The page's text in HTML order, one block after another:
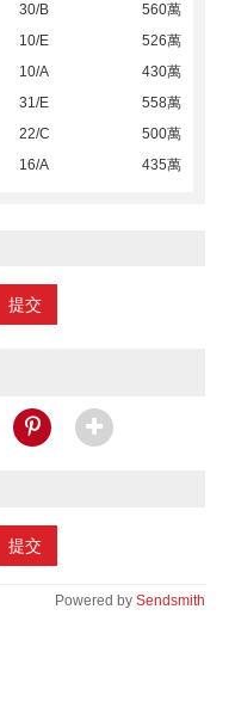
30/B
560萬
10/E
526萬
10/A
430萬
31/E
558萬
22/C
500萬
16/A 435萬
提交
提交
Powered by Sendsmith